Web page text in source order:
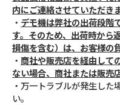
内にご連絡させていただきま
・ デモ機は弊社の出荷段階
す。そのため、出荷時から
損傷を含む）は、お客様の
・商社や販売店を経由して
ない場合、商社または販売
・万一トラブルが発生した
い。